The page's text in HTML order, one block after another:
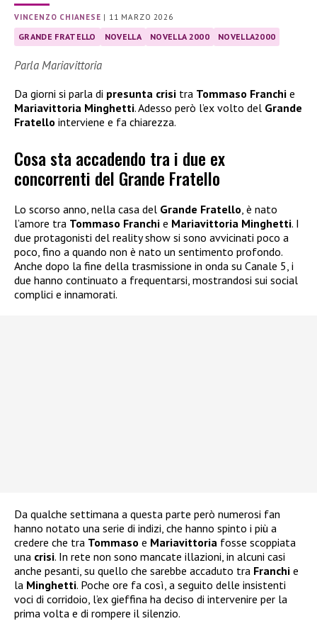
VINCENZO CHIANESE | 11 MARZO 2026
GRANDE FRATELLO NOVELLA NOVELLA 2000 NOVELLA2000
Parla Mariavittoria
Da giorni si parla di presunta crisi tra Tommaso Franchi e
Mariavittoria Minghetti. Adesso però l’ex volto del Grande
Fratello interviene e fa chiarezza.
Cosa sta accadendo tra i due ex
concorrenti del Grande Fratello
Lo scorso anno, nella casa del Grande Fratello , è nato
l’amore tra Tommaso Franchi e Mariavittoria Minghetti. I
due protagonisti del reality show si sono avvicinati poco a
poco, fino a quando non è nato un sentimento profondo.
Anche dopo la fine della trasmissione in onda su Canale 5, i
due hanno continuato a frequentarsi, mostrandosi sui social
complici e innamorati.
Da qualche settimana a questa parte però numerosi fan
hanno notato una serie di indizi, che hanno spinto i più a
credere che tra Tommaso e Mariavittoria fosse scoppiata
una crisi. In rete non sono mancate illazioni, in alcuni casi
anche pesanti, su quello che sarebbe accaduto tra Franchi e
la Minghetti. Poche ore fa così, a seguito delle insistenti
voci di corridoio, l’ex gieffina ha deciso di intervenire per la
prima volta e di rompere il silenzio.